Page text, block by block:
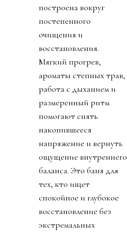
построена вокруг
постепенного
очищения и
восстановления.
Мягкий прогрев,
ароматы степных трав,
работа с дыханием и
размеренный ритм
помогают снять
накопившееся
напряжение и вернуть
ощущение внутреннего
баланса. Это баня для
тех, кто ищет
спокойное и глубокое
восстановление без
экстремальных